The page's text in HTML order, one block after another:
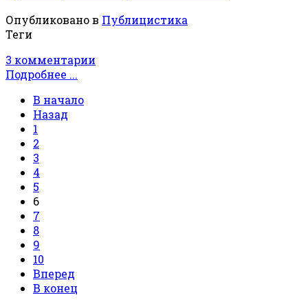
Опубликовано в Публицистика
Теги
3 комментарии
Подробнее ...
В начало
Назад
1
2
3
4
5
6
7
8
9
10
Вперед
В конец